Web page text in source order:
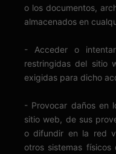
o los documentos,
almacenados en
- Acceder o
restringidas del sitio
exigidas para dicho
- Provocar daños en
sitio web, de sus
o difundir en la red
otros sistemas